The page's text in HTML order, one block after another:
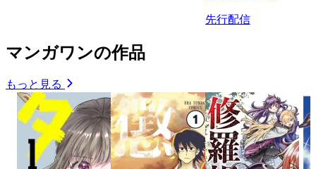
先行配信
マンガワンの作品
もっと見る